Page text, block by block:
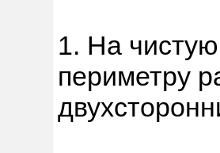
1. На
периметру